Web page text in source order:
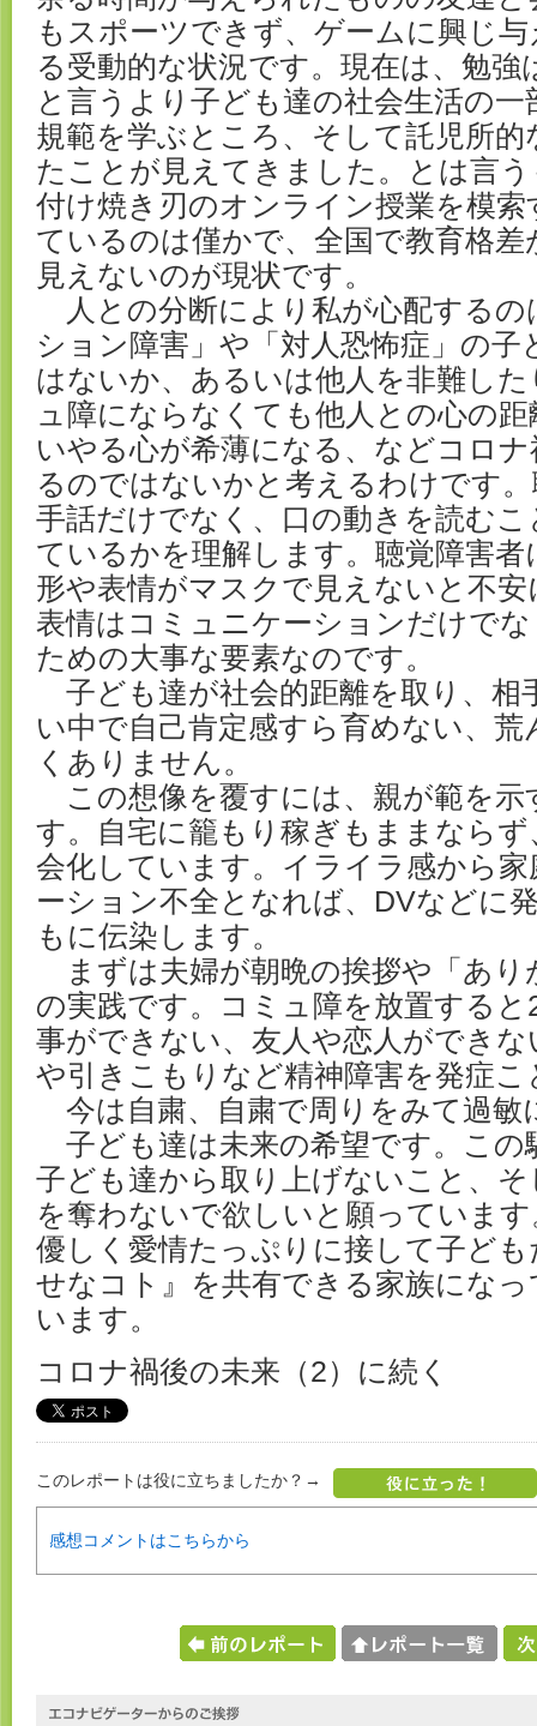
もスポーツできず、ゲームに興じ
る受動的な状況です。現在は、勉強
と言うより子ども達の社会生活の
規範を学ぶところ、そして託児所
たことが見えてきました。とは言
付け焼き刃のオンライン授業を模
ているのは僅かで、全国で教育格
見えないのが現状です。
人との分断により私が心配するの
ション障害」や「対人恐怖症」の
はないか、あるいは他人を非難し
ュ障にならなくても他人との心の
いやる心が希薄になる、などコロ
るのではないかと考えるわけです
手話だけでなく、口の動きを読む
ているかを理解します。聴覚障害
形や表情がマスクで見えないと不
表情はコミュニケーションだけで
ための大事な要素なのです。
子ども達が社会的距離を取り、相
い中で自己肯定感すら育めない、
くありません。
この想像を覆すには、親が範を示
す。自宅に籠もり稼ぎもままなら
会化しています。イライラ感から
ーション不全となれば、DVなどに
もに伝染します。
まずは夫婦が朝晩の挨拶や「あり
の実践です。コミュ障を放置すると
事ができない、友人や恋人ができ
や引きこもりなど精神障害を発症
今は自粛、自粛で周りをみて過敏
子ども達は未来の希望です。この
子ども達から取り上げないこと、
を奪わないで欲しいと願っていま
優しく愛情たっぷりに接して子ど
せなコト』を共有できる家族にな
います。
コロナ禍後の未来（2）に続く
このレポートは役に立ちましたか？→
感想コメントはこちらから